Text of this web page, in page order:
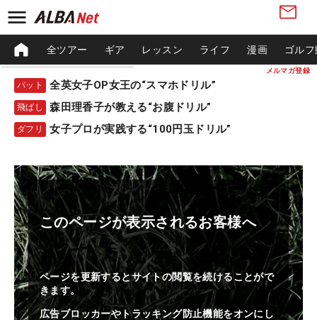
メルマガ登録
全ツアー ギア レッスン ライフ 漫画 ゴル
パット 全英女子OP女王の“スマホドリル”
飛ばし 森田理香子が教える“お腹ドリル”
ダフリ 女子プロが実践する“100円玉ドリル”
このページが表示されるお客様へ
ページを更新するとサイトの閲覧を続けることがで
きます。
広告ブロッカーやトラッキング防止機能をオンにし